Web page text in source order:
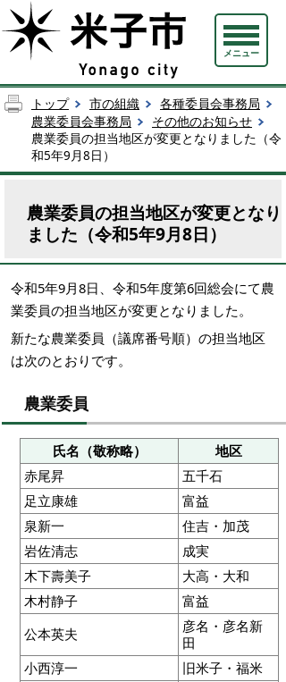
メニュー
トップ 市の組織
各種委員会事務局
農業委員会事務局
その他のお知らせ
農業委員の担当地区が変更となりました（令
和5年9月8日）
農業委員の担当地区が変更となり
ました（令和5年9月8日）
令和5年9月8日、令和5年度第6回総会にて農
業委員の担当地区が変更となりました。
新たな農業委員（議席番号順）の担当地区
は次のとおりです。
農業委員
氏名（敬称略）
地区
赤尾昇
五千石
足立康雄
富益
泉新一
住吉・加茂
岩佐清志
成実
木下壽美子
大高 ・ 大和
木村静子
富益
公本英夫
彦名・彦名新
田
小西淳一
旧米子・福米